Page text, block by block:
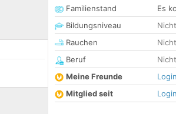
Familienstand
Es
Bildungsniveau
Rauchen
Beruf
Meine Freunde
Login
Mitglied seit
Login